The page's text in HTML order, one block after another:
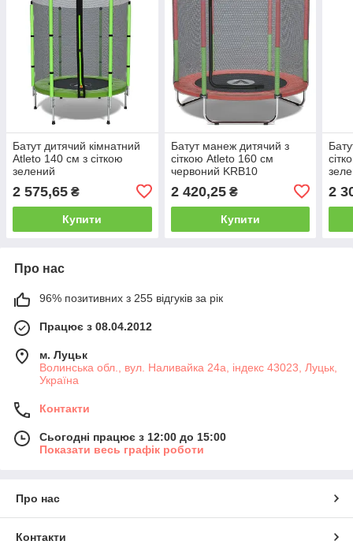
Батут дитячий кімнатний
Atleto 140 см з сіткою
зелений
2 575,65 ₴
Купити
Батут манеж дитячий з
сіткою Atleto 160 см
червоний KRB10
2 420,25₴
Купити
2
Про нас
96% позитивних з 255 відгуків за рік
Працює з 08.04.2012
м. Луцьк
Волинська обл., вул. Наливайка 24а, індекс 43023, Луцьк,
Україна
Контакти
Сьогодні працює з 12:00 до 15:00
Показати весь графік роботи
Про нас
Контакти